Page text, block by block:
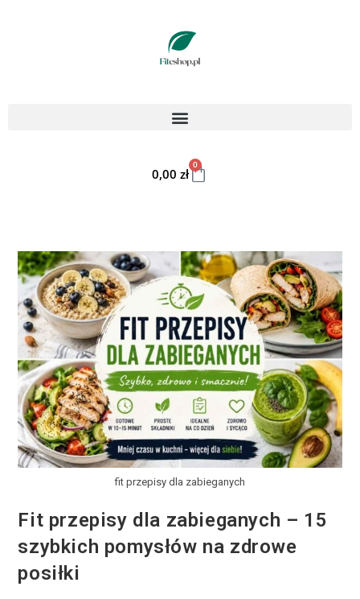
0,00 zł
0
fit przepisy dla zabieganych
Fit przepisy dla zabieganych – 15
szybkich pomysłów na zdrowe
posiłki